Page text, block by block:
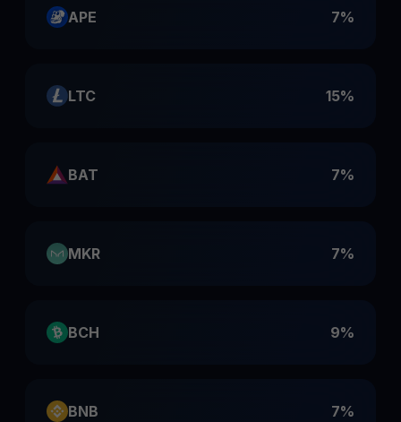
APE 7%
LTC 15%
BAT 7%
MKR 7%
BCH 9%
BNB 7%